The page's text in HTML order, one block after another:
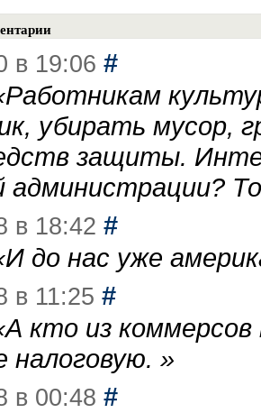
в 19:06 #
Работникам
убирать мусор,
защиты.
администрации?
в 18:42 #
И до нас уже
в 11:25 #
А кто из
»
в 00:48 #